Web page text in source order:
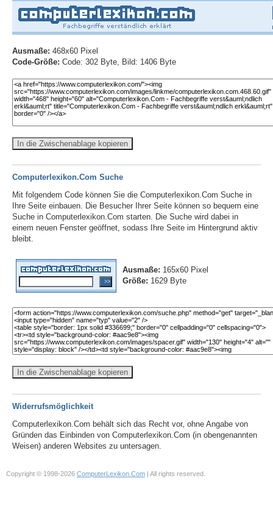
Ausmaße: 468x60 Pixel
Code-Größe: Code: 302 Byte, Bild: 1406 Byte
In die Zwischenablage kopieren
Computerlexikon.Com Suche
Mit folgendem Code können Sie die Computerlexikon.Com Suche in
Ihre Seite einbauen. Die Besucher Ihrer Seite können so bequem eine
Suche in Computerlexikon.Com starten. Die Suche wird dabei in
einem neuen Fenster geöffnet, sodass Ihre Seite im Hintergrund aktiv
bleibt.
Ausmaße: 165x60 Pixel
Größe: 1629 Byte
In die Zwischenablage kopieren
Widerrufsmöglichkeit
Computerlexikon.Com behält sich das Recht vor, ohne Angabe von
Gründen das Einbinden von Computerlexikon.Com (in obengenannten
Weisen) anderen Websites zu untersagen.
Copyright © 1998-2026 ComputerLexikon.Com | All rights reserved.